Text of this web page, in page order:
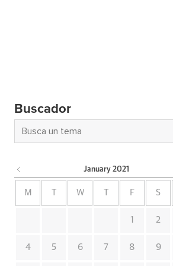
Buscador
January 2021
M W F S
1 2
4 5 6 7 8 9